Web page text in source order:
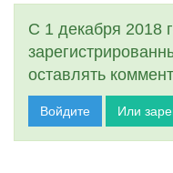
С 1 декабря 2018
оставлять
Войдите Или